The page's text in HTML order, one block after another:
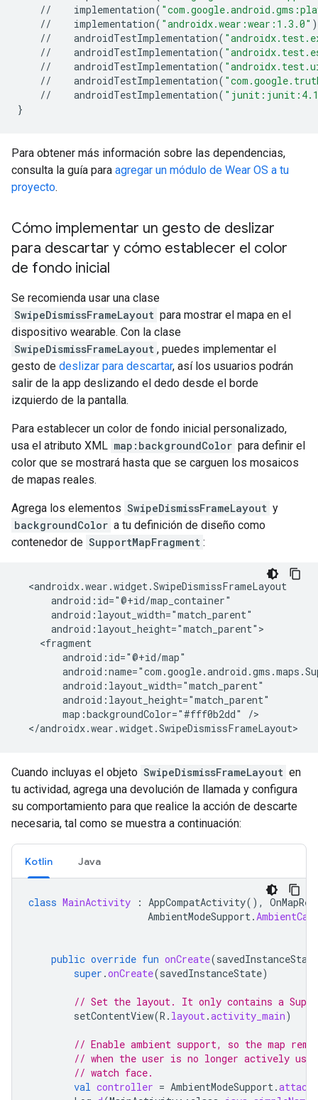
//
implementation(
//
implementation( "androidx.wear:wear:1.3.0" )
//
androidTestImplementation(
//
androidTestImplementation(
//
androidTestImplementation(
//
androidTestImplementation(
//
androidTestImplementation(
}
Para obtener más información sobre las dependencias,
consulta la guía para agregar un módulo de Wear OS a tu
proyecto.
Cómo implementar un gesto de deslizar
para descartar y cómo establecer el color
de fondo inicial
Se recomienda usar una clase
SwipeDismissFrameLayout para mostrar el mapa en el
dispositivo wearable. Con la clase
SwipeDismissFrameLayout , puedes implementar el
gesto de deslizar para descartar, así los usuarios podrán
salir de la app deslizando el dedo desde el borde
izquierdo de la pantalla.
Para establecer un color de fondo inicial personalizado,
usa el atributo XML map:backgroundColor para definir el
color que se mostrará hasta que se carguen los mosaicos
de mapas reales.
Agrega los elementos SwipeDismissFrameLayout y
backgroundColor a tu definición de diseño como
contenedor de SupportMapFragment :
  <androidx.wear.widget.SwipeDismissFrameLayout
      android:id="@+id/map_container"
      android:layout_width="match_parent"
      android:layout_height="match_parent">
    <fragment
        android:id="@+id/map"
        android:layout_width="match_parent"
        android:layout_height="match_parent"
        map:backgroundColor="#fff0b2dd" />
  </androidx.wear.widget.SwipeDismissFrameLayout>
Cuando incluyas el objeto SwipeDismissFrameLayout en
tu actividad, agrega una devolución de llamada y configura
su comportamiento para que realice la acción de descarte
necesaria, tal como se muestra a continuación:
Kotlin Java
class MainActivity : AppCompatActivity(),
AmbientModeSupport.
public override fun onCreate(savedInstanceState
super .onCreate(savedInstanceState)
// Set the layout. It only contains a
setContentView(R . layout.activity_main)
// Enable ambient support, so the map
// when the user is no longer actively
// watch face.
val controller = AmbientModeSupport.attach